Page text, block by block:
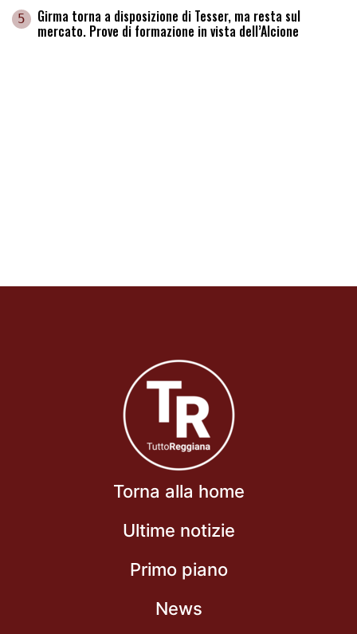
5 Girma torna a disposizione di Tesser, ma resta sul
mercato. Prove di formazione in vista dell’Alcione
Torna alla home
Ultime notizie
Primo piano
News